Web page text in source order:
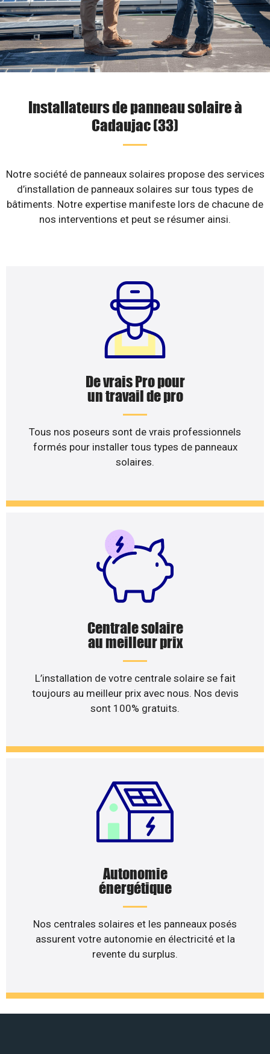
Installateurs de panneau solaire à
Cadaujac (33)
Notre société de panneaux solaires propose des services
d’installation de panneaux solaires sur tous types de
bâtiments. Notre expertise manifeste lors de chacune de
nos interventions et peut se résumer ainsi.
De vrais Pro pour
un travail de pro
Tous nos poseurs sont de vrais professionnels
formés pour installer tous types de panneaux
solaires.
Centrale solaire
au meilleur prix
L’installation de votre centrale solaire se fait
toujours au meilleur prix avec nous. Nos devis
sont 100% gratuits.
Autonomie
énergétique
Nos centrales solaires et les panneaux posés
assurent votre autonomie en électricité et la
revente du surplus.